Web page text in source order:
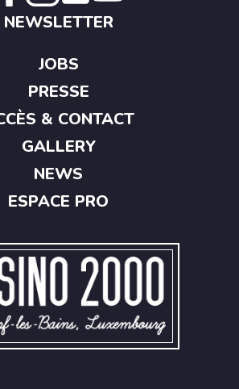
NEWSLETTER
JOBS
PRESSE
& CONTACT
GALLERY
NEWS
ESPACE PRO